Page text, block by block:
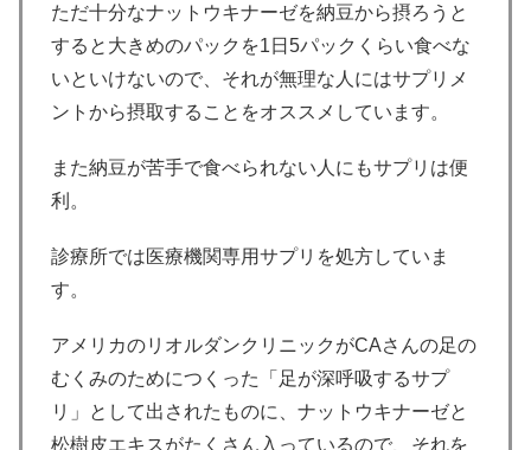
ただ十分なナットウキナーゼを納豆から摂ろうと
すると大きめのパックを1日5パックくらい食べな
いといけないので、それが無理な人にはサプリメ
ントから摂取することをオススメしています。
また納豆が苦手で食べられない人にもサプリは便
利。
診療所では医療機関専用サプリを処方していま
す。
アメリカのリオルダンクリニックがCAさんの足の
むくみのためにつくった「足が深呼吸するサプ
リ」として出されたものに、ナットウキナーゼと
松樹皮エキスがたくさん入っているので、それを